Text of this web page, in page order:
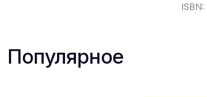
ISBN:
Популярное